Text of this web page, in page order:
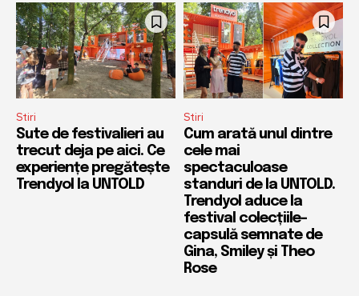
Stiri
Sute de festivalieri au
trecut deja pe aici. Ce
experiențe pregătește
Trendyol la UNTOLD
Stiri
Cum arată unul dintre
cele mai
spectaculoase
standuri de la UNTOLD.
Trendyol aduce la
festival colecțiile-
capsulă semnate de
Gina, Smiley și Theo
Rose